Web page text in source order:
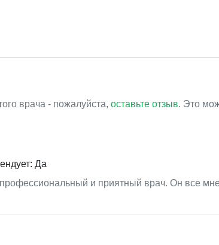
врача - пожалуйста, оставьте отзыв. Это
Да
и приятный врач. Он все мне